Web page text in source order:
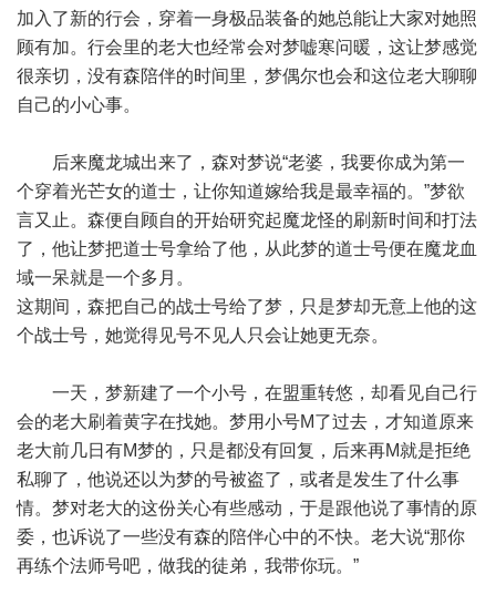
加入了新的行会，穿着一身极品装备的她总能让大家对她照
顾有加。行会里的老大也经常会对梦嘘寒问暖，这让梦感觉
很亲切，没有森陪伴的时间里，梦偶尔也会和这位老大聊聊
自己的小心事。
后来魔龙城出来了，森对梦说“老婆，我要你成为第一
个穿着光芒女的道士，让你知道嫁给我是最幸福的。”梦欲
言又止。森便自顾自的开始研究起魔龙怪的刷新时间和打法
了，他让梦把道士号拿给了他，从此梦的道士号便在魔龙血
域一呆就是一个多月。
这期间，森把自己的战士号给了梦，只是梦却无意上他的这
个战士号，她觉得见号不见人只会让她更无奈。
一天，梦新建了一个小号，在盟重转悠，却看见自己行
会的老大刷着黄字在找她。梦用小号M了过去，才知道原来
老大前几日有M梦的，只是都没有回复，后来再M就是拒绝
私聊了，他说还以为梦的号被盗了，或者是发生了什么事
情。梦对老大的这份关心有些感动，于是跟他说了事情的原
委，也诉说了一些没有森的陪伴心中的不快。老大说“那你
再练个法师号吧，做我的徒弟，我带你玩。”